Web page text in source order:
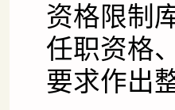
资格限制
任职资格
要求作出